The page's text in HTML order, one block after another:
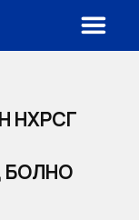
БОЛНО